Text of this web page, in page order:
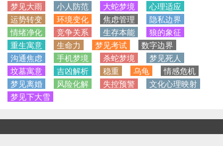
梦见大雨
小人防范 大蛇梦境
心理适应
运势转变
环境变化 焦虑管理
隐私边界
情绪净化
竞争关系 生存本能
狼的象征
重生寓意
生命力 梦见考试
数字边界
沟通焦虑
手机梦境 杀蛇梦境
梦见死人
坟墓寓意
吉凶解析 稳重 乌龟
情感危机
梦见离婚
风险化解 失控预警
文化心理映射
梦见下大雪